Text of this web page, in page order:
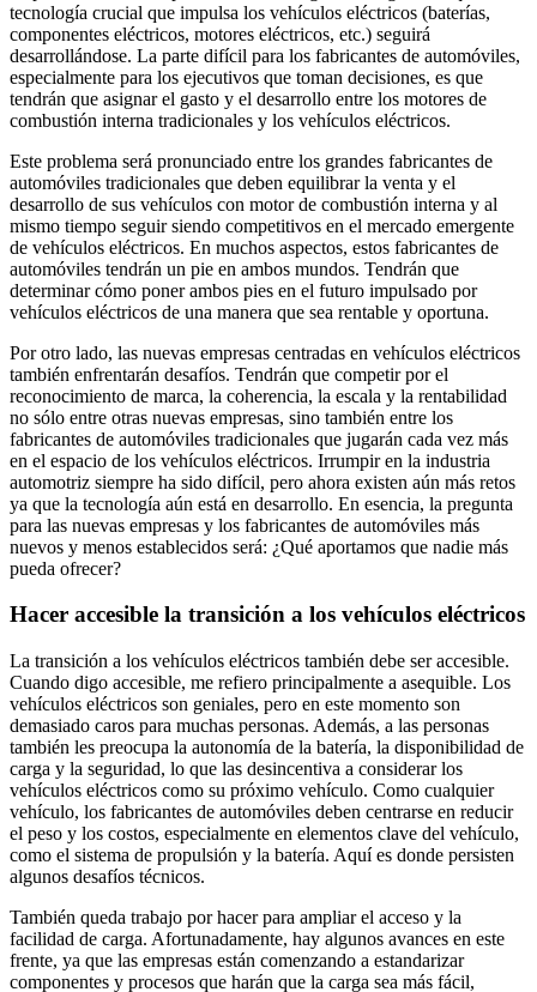
tecnología crucial que impulsa los vehículos eléctricos (baterías,
componentes eléctricos, motores eléctricos, etc.) seguirá
desarrollándose. La parte difícil para los fabricantes de automóviles,
especialmente para los ejecutivos que toman decisiones, es que
tendrán que asignar el gasto y el desarrollo entre los motores de
combustión interna tradicionales y los vehículos eléctricos.
Este problema será pronunciado entre los grandes fabricantes de
automóviles tradicionales que deben equilibrar la venta y el
desarrollo de sus vehículos con motor de combustión interna y al
mismo tiempo seguir siendo competitivos en el mercado emergente
de vehículos eléctricos. En muchos aspectos, estos fabricantes de
automóviles tendrán un pie en ambos mundos. Tendrán que
determinar cómo poner ambos pies en el futuro impulsado por
vehículos eléctricos de una manera que sea rentable y oportuna.
Por otro lado, las nuevas empresas centradas en vehículos eléctricos
también enfrentarán desafíos. Tendrán que competir por el
reconocimiento de marca, la coherencia, la escala y la rentabilidad
no sólo entre otras nuevas empresas, sino también entre los
fabricantes de automóviles tradicionales que jugarán cada vez más
en el espacio de los vehículos eléctricos. Irrumpir en la industria
automotriz siempre ha sido difícil, pero ahora existen aún más retos
ya que la tecnología aún está en desarrollo. En esencia, la pregunta
para las nuevas empresas y los fabricantes de automóviles más
nuevos y menos establecidos será: ¿Qué aportamos que nadie más
pueda ofrecer?
Hacer accesible la transición a los vehículos eléctricos
La transición a los vehículos eléctricos también debe ser accesible.
Cuando digo accesible, me refiero principalmente a asequible. Los
vehículos eléctricos son geniales, pero en este momento son
demasiado caros para muchas personas. Además, a las personas
también les preocupa la autonomía de la batería, la disponibilidad de
carga y la seguridad, lo que las desincentiva a considerar los
vehículos eléctricos como su próximo vehículo. Como cualquier
vehículo, los fabricantes de automóviles deben centrarse en reducir
el peso y los costos, especialmente en elementos clave del vehículo,
como el sistema de propulsión y la batería. Aquí es donde persisten
algunos desafíos técnicos.
También queda trabajo por hacer para ampliar el acceso y la
facilidad de carga. Afortunadamente, hay algunos avances en este
frente, ya que las empresas están comenzando a estandarizar
componentes y procesos que harán que la carga sea más fácil,